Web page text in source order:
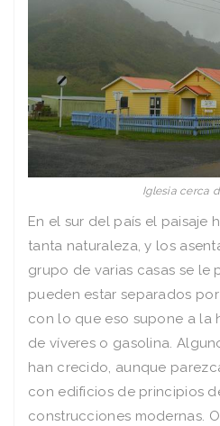
Iglesia cerca
En el sur del país el paisaje
tanta naturaleza, y los
grupo de varias casas se le
pueden estar separados
con lo que eso supone a la
de víveres o gasolina.
han crecido, aunque
con edificios de principios
construcciones modernas.